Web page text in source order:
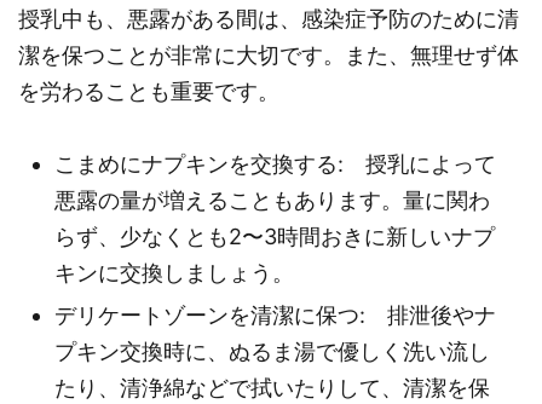
授乳中も、悪露がある間は、感染症予防のために清
潔を保つことが非常に大切です。また、無理せず体
を労わることも重要です。
こまめにナプキンを交換する: 授乳によって
悪露の量が増えることもあります。量に関わ
らず、少なくとも2〜3時間おきに新しいナプ
キンに交換しましょう。
デリケートゾーンを清潔に保つ: 排泄後やナ
プキン交換時に、ぬるま湯で優しく洗い流し
たり、清浄綿などで拭いたりして、清潔を保